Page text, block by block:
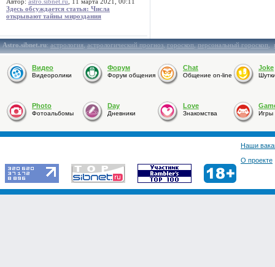
Здесь обсуждается статья: Числа
открывают тайны мироздания
Astro.sibnet.ru:астрология,астрологический прогноз,гороскоп,персональный гороскоп,
Видео
Видеоролики
Форум
Форум общения
Chat
Общение on-line
Joke
Photo
Фотоальбомы
Day
Дневники
Love
Знакомства Игры
Наши
О проекте